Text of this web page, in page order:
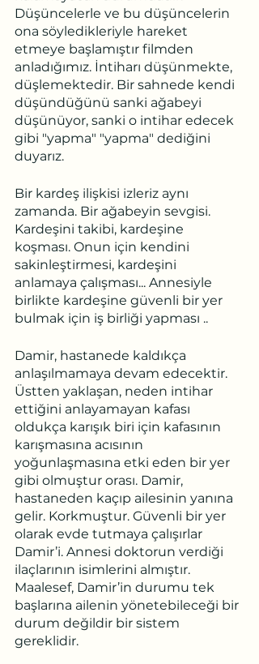
Düşüncelerle ve bu düşüncelerin
ona söyledikleriyle hareket
etmeye başlamıştır filmden
anladığımız. İntiharı düşünmekte,
düşlemektedir. Bir sahnede kendi
düşündüğünü sanki ağabeyi
düşünüyor, sanki o intihar edecek
gibi "yapma" "yapma" dediğini
duyarız.
Bir kardeş ilişkisi izleriz aynı
zamanda. Bir ağabeyin sevgisi.
Kardeşini takibi, kardeşine
koşması. Onun için kendini
sakinleştirmesi, kardeşini
anlamaya çalışması... Annesiyle
birlikte kardeşine güvenli bir yer
bulmak için iş birliği yapması ..
Damir, hastanede kaldıkça
anlaşılmamaya devam edecektir.
Üstten yaklaşan, neden intihar
ettiğini anlayamayan kafası
oldukça karışık biri için kafasının
karışmasına acısının
yoğunlaşmasına etki eden bir yer
gibi olmuştur orası. Damir,
hastaneden kaçıp ailesinin yanına
gelir. Korkmuştur. Güvenli bir yer
olarak evde tutmaya çalışırlar
Damir’i. Annesi doktorun verdiği
ilaçlarının isimlerini almıştır.
Maalesef, Damir’in durumu tek
başlarına ailenin yönetebileceği bir
durum değildir bir sistem
gereklidir.